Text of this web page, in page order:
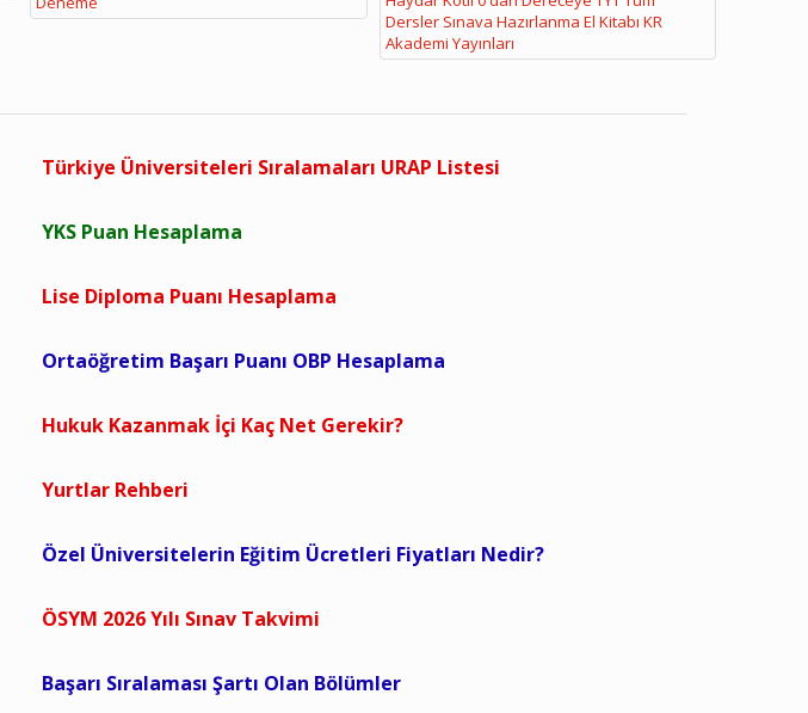
Dersler Sınava Hazırlanma El Kitabı KR
Akademi Yayınları
Türkiye Üniversiteleri Sıralamaları URAP Listesi
YKS Puan Hesaplama
Lise Diploma Puanı Hesaplama
Ortaöğretim Başarı Puanı OBP Hesaplama
Hukuk Kazanmak İçi Kaç Net Gerekir?
Yurtlar Rehberi
Özel Üniversitelerin Eğitim Ücretleri Fiyatları Nedir?
ÖSYM 2026 Yılı Sınav Takvimi
Başarı Sıralaması Şartı Olan Bölümler